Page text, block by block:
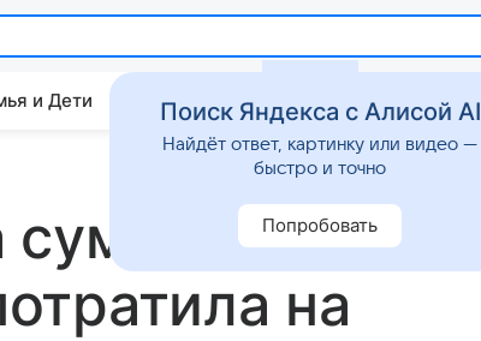
и Дети Дом Гороскопы Стиль жизни
которую
на
Поиск Яндекса с Алисой AI
Найдёт ответ, картинку или видео —
быстро и точно
Попробовать